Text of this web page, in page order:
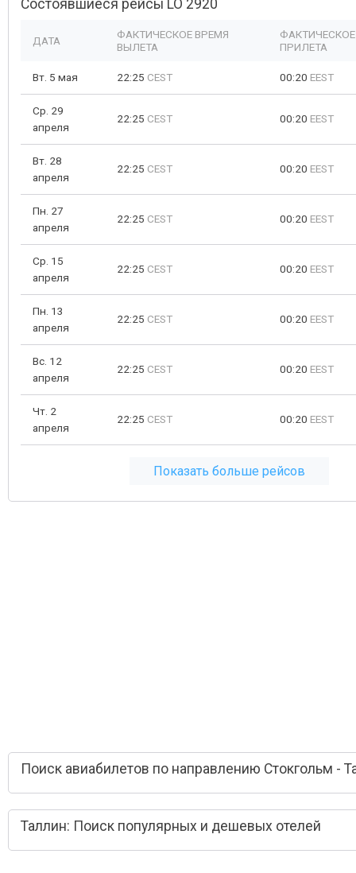
Состоявшиеся рейсы LO 2920
ДАТА
ФАКТИЧЕСКОЕ ВРЕМЯ
ВЫЛЕТА
ПРИЛЕТА
Вт. 5 мая 22:25 CEST 00:20 EEST
Ср. 29
апреля
22:25 CEST 00:20 EEST
Вт. 28
апреля
22:25 CEST 00:20 EEST
Пн. 27
апреля
22:25 CEST 00:20 EEST
Ср. 15
апреля
22:25 CEST 00:20 EEST
Пн. 13
апреля
22:25 CEST 00:20 EEST
Вс. 12
апреля
22:25 CEST 00:20 EEST
Чт. 2
апреля
22:25 CEST 00:20 EEST
Показать больше рейсов
Поиск авиабилетов по направлению Стокгольм -
Таллин: Поиск популярных и дешевых отелей